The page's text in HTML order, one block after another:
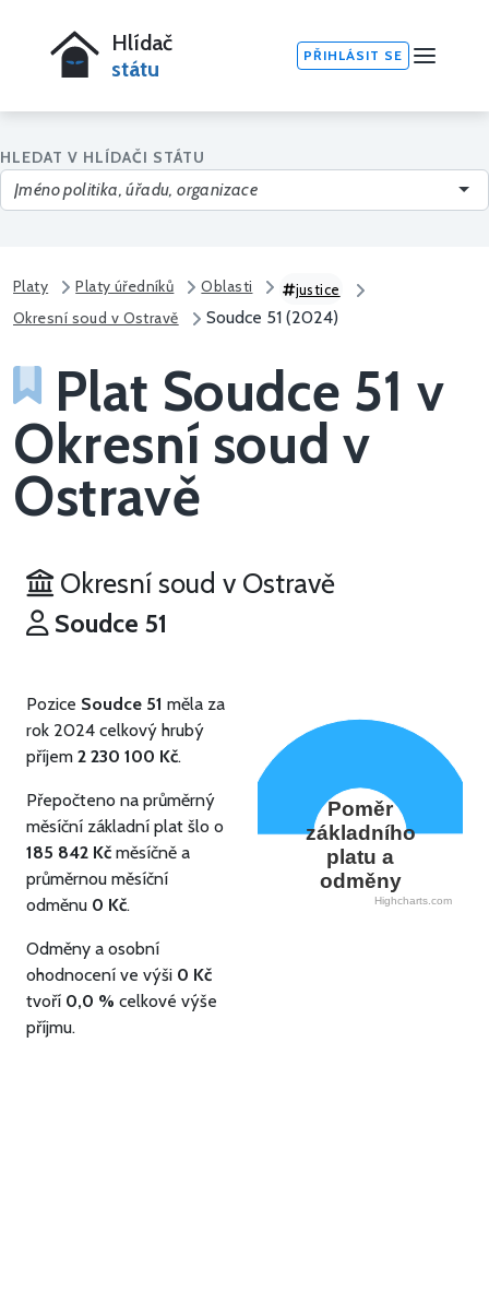
Hlídač
státu
PŘIHLÁSIT SE
HLEDAT V HLÍDAČI STÁTU
Platy Platy úředníků Oblasti justice
Okresní soud v Ostravě Soudce 51 (2024)
Plat Soudce 51 v
Okresní soud v
Ostravě
Okresní soud v Ostravě
Soudce 51
Pozice Soudce 51 měla za
rok 2024 celkový hrubý
příjem 2 230 100 Kč.
Přepočteno na průměrný
měsíční základní plat šlo o
185 842 Kč měsíčně a
průměrnou měsíční
odměnu 0 Kč.
Odměny a osobní
ohodnocení ve výši 0 Kč
tvoří 0,0 % celkové výše
příjmu.
Poměr
základního
platu a
odměny
Highcharts.com